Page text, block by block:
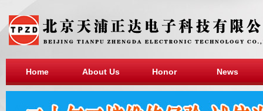
Home About Us Honor News